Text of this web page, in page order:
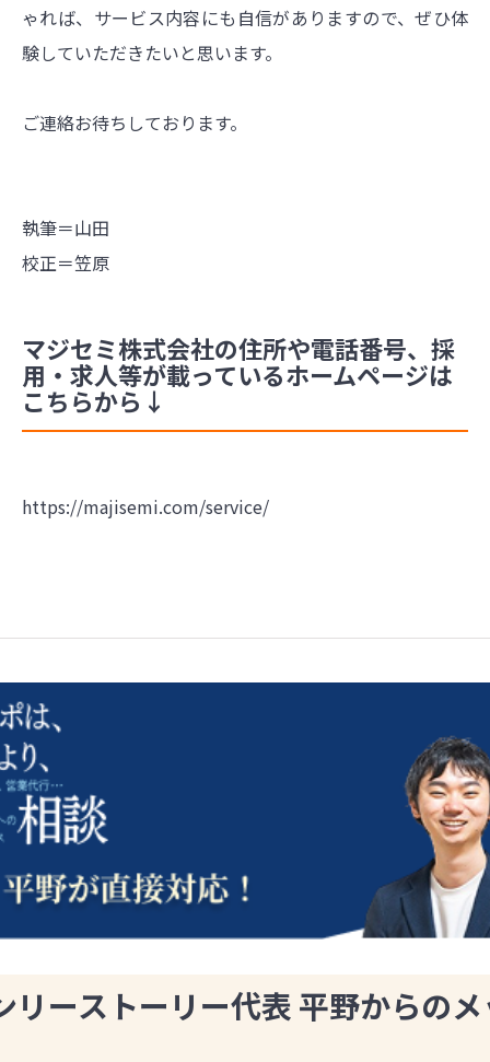
ゃれば、サービス内容にも自信がありますので、ぜひ体
験していただきたいと思います。
ご連絡お待ちしております。
執筆＝山田
校正＝笠原
マジセミ株式会社の住所や電話番号、採
用・求人等が載っているホームページは
こちらから↓
https://majisemi.com/service/
リーストーリー代表 平野からの